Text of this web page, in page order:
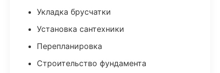
Укладка брусчатки
Установка сантехники
Перепланировка
Строительство фундамента